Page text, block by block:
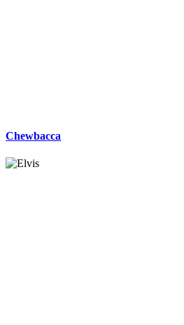
Chewbacca